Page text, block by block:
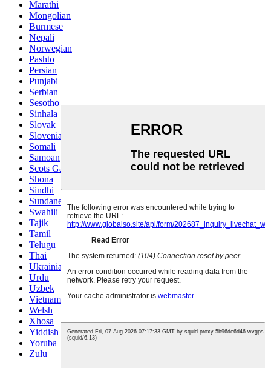
Marathi
Mongolian
Burmese
Nepali
Norwegian
Pashto
Persian
Punjabi
Serbian
Sesotho
Sinhala
Slovak
Slovenian
Somali
Samoan
Scots Gaelic
Shona
Sindhi
Sundanese
Swahili
Tajik
Tamil
Telugu
Thai
Ukrainian
Urdu
Uzbek
Vietnamese
Welsh
Xhosa
Yiddish
Yoruba
Zulu